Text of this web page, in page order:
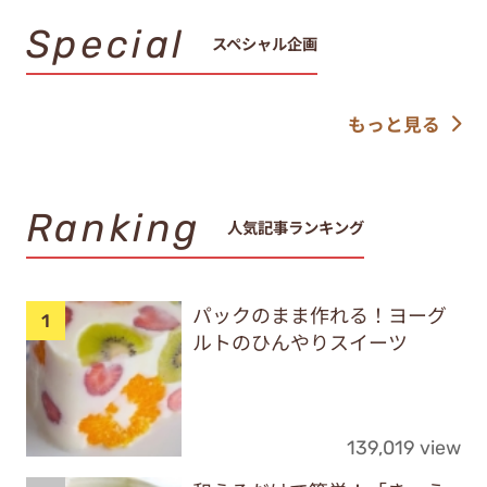
Special スペシャル企画
もっと見る
Ranking 人気記事ランキング
パックのまま作れる！ヨーグ
ルトのひんやりスイーツ
139,019 view